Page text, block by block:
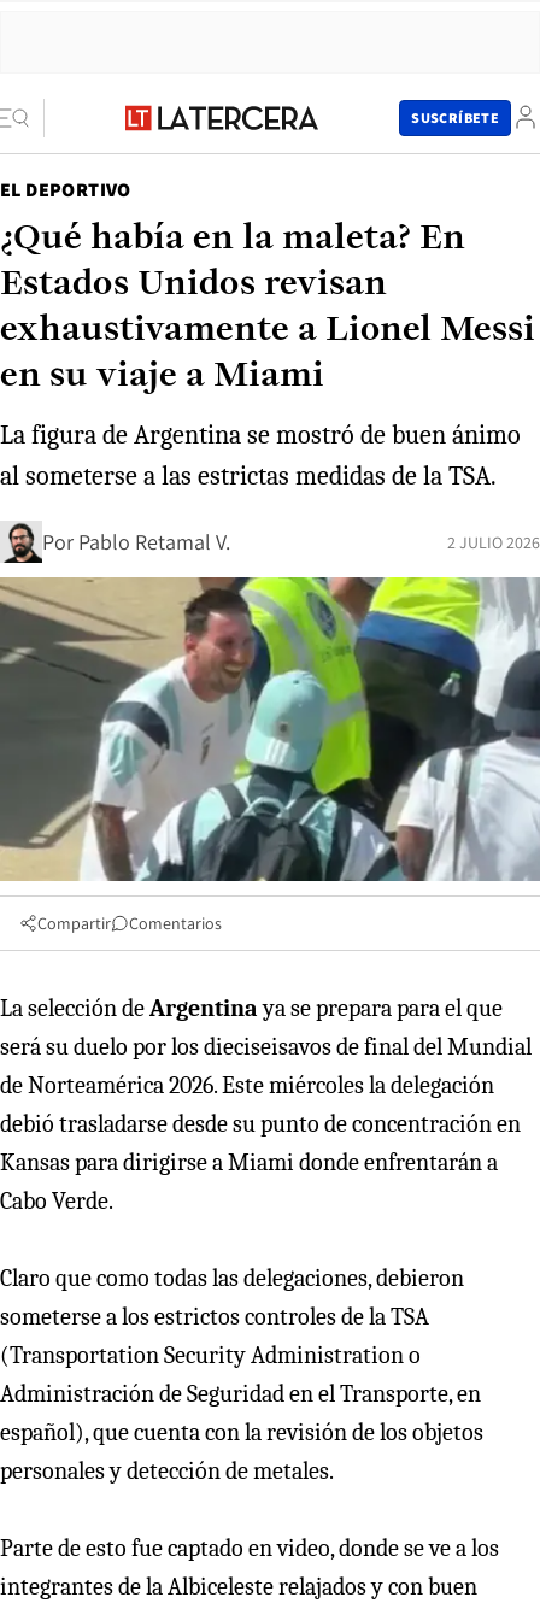
SUSCRÍBETE
EL DEPORTIVO
¿Qué había en la maleta? En
Estados Unidos revisan
exhaustivamente a Lionel Messi
en su viaje a Miami
La figura de Argentina se mostró de buen ánimo
al someterse a las estrictas medidas de la TSA.
Por Pablo Retamal V. 2 JULIO 2026
Compartir Comentarios
La selección deArgentinaya se prepara para el que
será su duelo por los dieciseisavos de final del Mundial
de Norteamérica 2026. Este miércoles la delegación
debió trasladarse desde su punto de concentración en
Kansas para dirigirse a Miami donde enfrentarán a
Cabo Verde.
Claro que como todas las delegaciones, debieron
someterse a los estrictos controles de la TSA
(Transportation Security Administration o
Administración de Seguridad en el Transporte, en
español), que cuenta con la revisión de los objetos
personales y detección de metales.
Parte de esto fue captado en video, donde se ve a los
integrantes de la Albiceleste relajados y con buen